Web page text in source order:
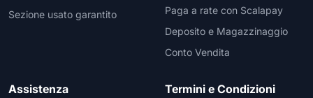
Sezione usato garantito
Paga a rate con Scalapay
Deposito e Magazzinaggio
Conto Vendita
Assistenza Termini e Condizioni